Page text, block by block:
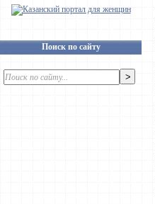
Поиск по сайту